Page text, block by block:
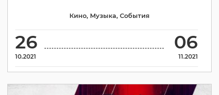
26
10.2021
06
11.2021
Кино, Музыка, События